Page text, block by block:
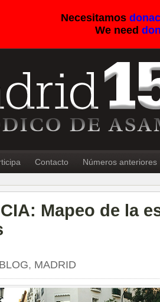
Necesitamos
We need
Contacto Números anteriores
Mapeo de la
BLOG, MADRID